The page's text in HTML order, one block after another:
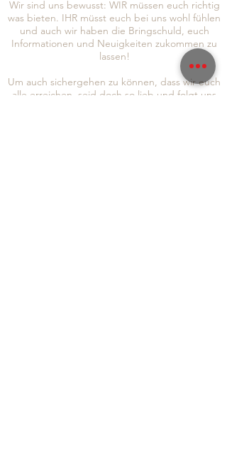
Wir sind uns bewusst: WIR müssen euch richtig
was bieten. IHR müsst euch bei uns wohl fühlen
und auch wir haben die Bringschuld, euch
Informationen und Neuigkeiten zukommen zu
lassen!
Um auch sichergehen zu können, dass wir euch
alle erreichen, seid doch so lieb und folgt uns